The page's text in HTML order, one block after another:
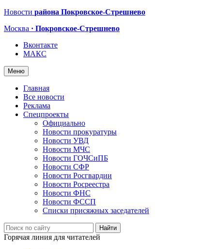
Новости района Покровское-Стрешнево
Москва · Покровское-Стрешнево
Вконтакте
МАКС
Меню
Главная
Все новости
Реклама
Спецпроекты
Официально
Новости прокуратуры
Новости УВД
Новости МЧС
Новости ГОЧСиПБ
Новости СФР
Новости Росгвардии
Новости Росреестра
Новости ФНС
Новости ФССП
Списки присяжных заседателей
Горячая линия для читателей